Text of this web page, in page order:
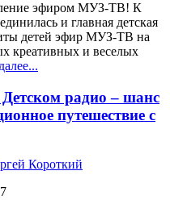
эфиром МУЗ-ТВ! К
и главная детская
детей эфир МУЗ-ТВ на
креативных и веселых
радио – шанс
путешествие с
Короткий